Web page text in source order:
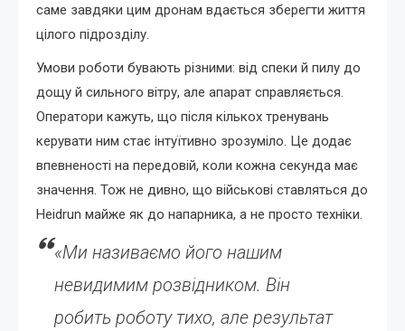
саме завдяки цим дронам вдається зберегти життя
цілого підрозділу.
Умови роботи бувають різними: від спеки й пилу до
дощу й сильного вітру, але апарат справляється.
Оператори кажуть, що після кількох тренувань
керувати ним стає інтуїтивно зрозуміло. Це додає
впевненості на передовій, коли кожна секунда має
значення. Тож не дивно, що військові ставляться до
Heidrun майже як до напарника, а не просто техніки.
«Ми називаємо його нашим
невидимим розвідником. Він
робить роботу тихо, але результат